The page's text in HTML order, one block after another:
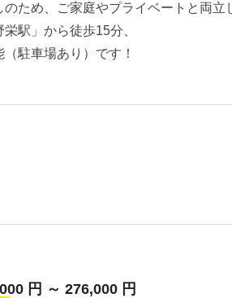
のため、ご家庭やプライベートと両立
駅」から徒歩15分、
駐車場あり）です！
円 ～ 276,000 円